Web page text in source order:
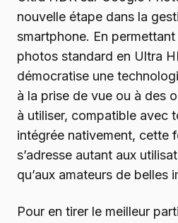
nouvelle étape dans la
smartphone. En
photos standard en Ultra
démocratise une
à la prise de vue ou à des
à utiliser, compatible avec
intégrée nativement, cette
s’adresse autant aux
qu’aux amateurs de belles
Pour en tirer le meilleur